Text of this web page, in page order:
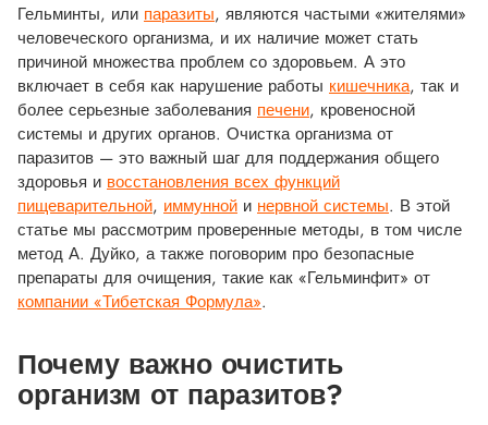
Гельминты, или паразиты, являются частыми «жителями»
человеческого организма, и их наличие может стать
причиной множества проблем со здоровьем. А это
включает в себя как нарушение работы кишечника, так и
более серьезные заболевания печени, кровеносной
системы и других органов. Очистка организма от
паразитов — это важный шаг для поддержания общего
здоровья и восстановления всех функций
пищеварительной, иммунной и нервной системы. В этой
статье мы рассмотрим проверенные методы, в том числе
метод А. Дуйко, а также поговорим про безопасные
препараты для очищения, такие как «Гельминфит» от
компании «Тибетская Формула».
Почему важно очистить
организм от паразитов?